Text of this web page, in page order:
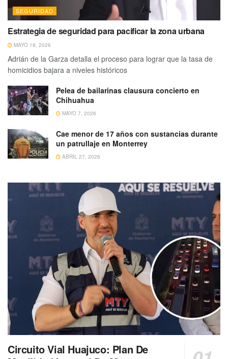
SEGURIDAD
Estrategia de seguridad para pacificar la zona urbana
MAYO 18, 2026
Adrián de la Garza detalla el proceso para lograr que la tasa de
homicidios bajara a niveles históricos
Pelea de bailarinas clausura concierto en
Chihuahua
MAYO 7, 2026
Cae menor de 17 años con sustancias durante
un patrullaje en Monterrey
ABRIL 27, 2026
Circuito Vial Huajuco: Plan De